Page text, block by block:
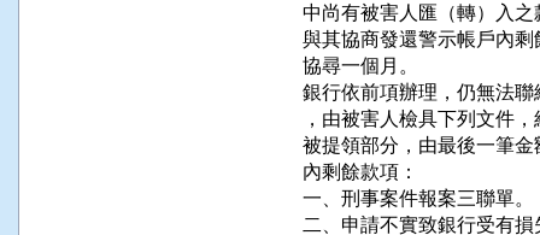
中尚有被害人匯（轉）入
與其協商發還警示帳戶內
協尋一個月。
銀行依前項辦理，仍無法
，由被害人檢具下列文件
被提領部分，由最後一筆
內剩餘款項：
一、刑事案件報案三聯單。
二、申請不實致銀行受有